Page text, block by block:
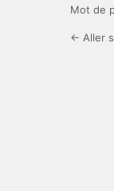
Mot de
← Aller